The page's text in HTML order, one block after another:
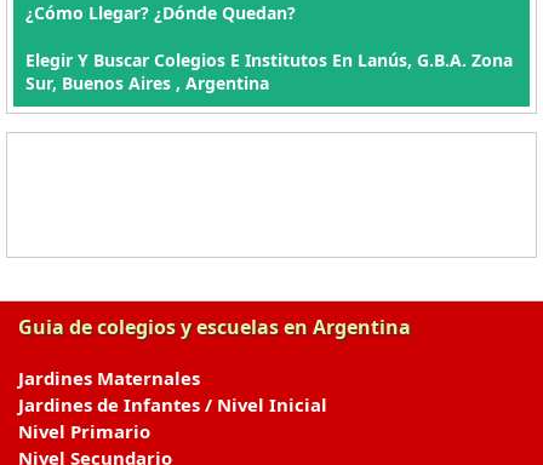
¿Cómo Llegar? ¿Dónde Quedan?
Elegir Y Buscar Colegios E Institutos En Lanús, G.B.A. Zona
Sur, Buenos Aires , Argentina
Guia de colegios y escuelas en Argentina
Jardines Maternales
Jardines de Infantes / Nivel Inicial
Nivel Primario
Nivel Secundario